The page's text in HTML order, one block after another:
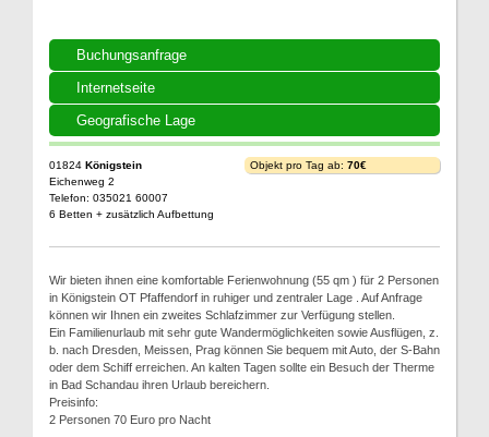
Buchungsanfrage
Internetseite
Geografische Lage
01824 Königstein
Eichenweg 2
Telefon: 035021 60007
6 Betten + zusätzlich Aufbettung
Objekt pro Tag ab: 70€
Wir bieten ihnen eine komfortable Ferienwohnung (55 qm ) für 2 Personen
in Königstein OT Pfaffendorf in ruhiger und zentraler Lage . Auf Anfrage
können wir Ihnen ein zweites Schlafzimmer zur Verfügung stellen.
Ein Familienurlaub mit sehr gute Wandermöglichkeiten sowie Ausflügen, z.
b. nach Dresden, Meissen, Prag können Sie bequem mit Auto, der S-Bahn
oder dem Schiff erreichen. An kalten Tagen sollte ein Besuch der Therme
in Bad Schandau ihren Urlaub bereichern.
Preisinfo:
2 Personen 70 Euro pro Nacht